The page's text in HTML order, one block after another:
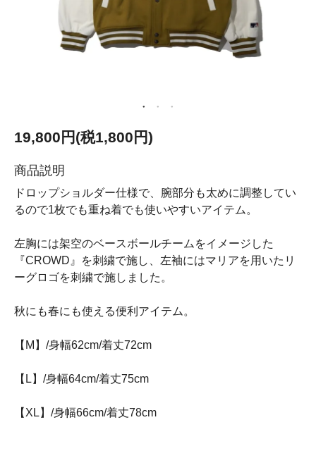
19,800円(税1,800円)
商品説明
ドロップショルダー仕様で、腕部分も太めに調整してい
るので1枚でも重ね着でも使いやすいアイテム。
左胸には架空のベースボールチームをイメージした
『CROWD』を刺繍で施し、左袖にはマリアを用いたリ
ーグロゴを刺繍で施しました。
秋にも春にも使える便利アイテム。
【M】/身幅62cm/着丈72cm
【L】/身幅64cm/着丈75cm
【XL】/身幅66cm/着丈78cm